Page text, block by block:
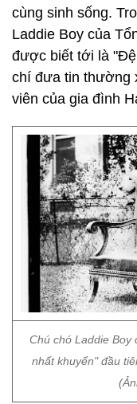
cùng sinh sống.
Laddie Boy của
được biết tới là
chí đưa tin thường
viên của gia đình
Chú chó Laddie
nhất khuyển" đầu